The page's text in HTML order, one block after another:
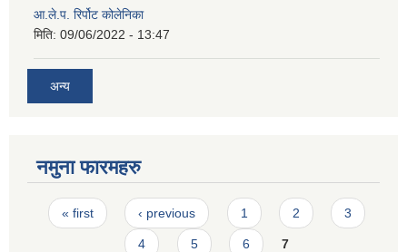
आ.ले.प. रिर्पोट कोलेनिका
मिति: 09/06/2022 - 13:47
अन्य
नमुना फारमहरु
Pages
« first ‹ previous 1 2 3
4 5 6 7